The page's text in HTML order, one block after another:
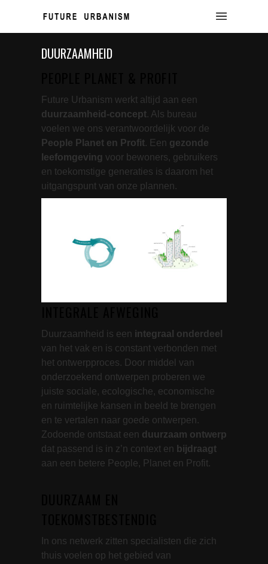
DUURZAAMHEID
Future Urbanism werkt altijd aan een
duurzaamheid-concept. Als bureau
voelen we ons verantwoordelijk voor de
People Planet en Profit. Een gezonde
leefomgeving voor bewoners, gebruikers
en toekomstige generaties is daarom het
uitgangspunt van onze plannen.
Duurzaamheid is een integraal onderdeel
van het vak en is constant verbonden met
het ontwerpproces. Door middel van
onderzoekend ontwerpen proberen we
juiste sociale, ecologische, economische
en ruimtelijke kansen in beeld te brengen
en te vertalen naar goede ontwerpen.
Zodoende ontstaat een duurzaam ontwerp
dat passend is in z’n context en bijdraagt
aan een betere People, Planet en Profit.
In ons netwerk zitten specialisten die zich
thuis voelen op het gebied van